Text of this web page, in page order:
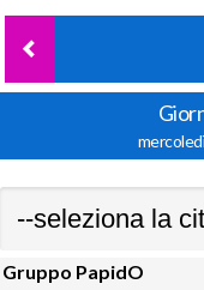
Gruppo PapidO